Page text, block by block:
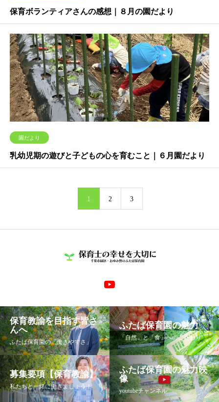
保育ボランティアさんの感想｜８月の園だより
園だより
乳幼児期の遊びと子どもの心を育むこと｜６月園だより
1 2 3
保育教諭を目指す皆さ
んへ
ふたば保育園の「働きやすさ」
ふたば保育園の魅力
「自然」と「食」へのこだわり
募集要項【保育教諭】
私たちと一緒に働きましょう！
ふたば保育園の魅力映
像
youtubeチャンネル